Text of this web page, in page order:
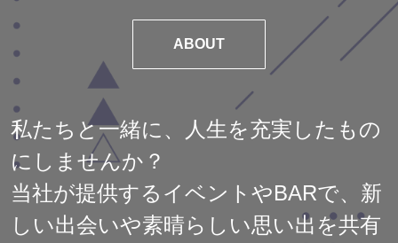
ABOUT
私たちと一緒に、人生を充実したもの
にしませんか？
当社が提供するイベントやBARで、新
しい出会いや素晴らしい思い出を共有